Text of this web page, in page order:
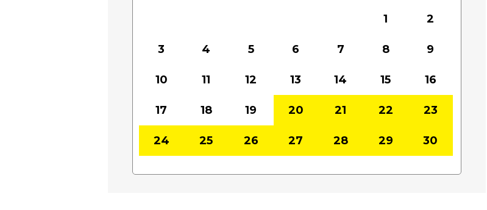
1 2
3 4 5 6 7 8 9
10 11 12 13 14 15 16
17 18 19 20 21 22 23
24 25 26 27 28 29 30